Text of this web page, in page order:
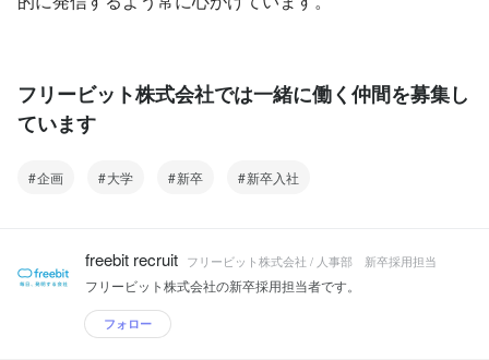
フリービット株式会社では一緒に働く仲間を募集し
ています
企画 大学 新卒 新卒入社
freebit recruit フリービット株式会社 / 人事部 新卒採用担当
フリービット株式会社の新卒採用担当者です。
フォロー